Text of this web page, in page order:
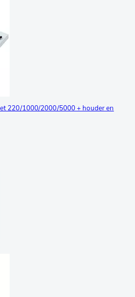
220/1000/2000/5000 + houder en